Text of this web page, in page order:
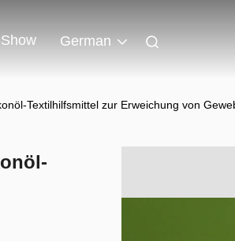
German
Textilhilfsmittel zur Erweichung von